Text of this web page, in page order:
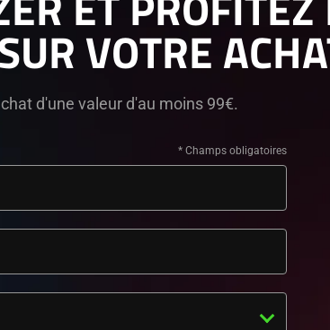
ET PROFITEZ
VOTRE
d'une valeur d'au moins 99€.